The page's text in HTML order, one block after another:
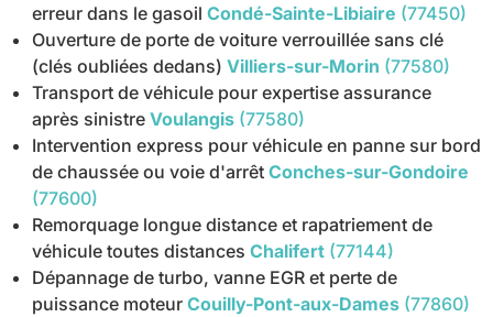
erreur dans le gasoil Condé-Sainte-Libiaire (77450)
Ouverture de porte de voiture verrouillée sans clé
(clés oubliées dedans) Villiers-sur-Morin (77580)
Transport de véhicule pour expertise assurance
après sinistre Voulangis (77580)
Intervention express pour véhicule en panne sur bord
de chaussée ou voie d'arrêt Conches-sur-Gondoire
(77600)
Remorquage longue distance et rapatriement de
véhicule toutes distances Chalifert (77144)
Dépannage de turbo, vanne EGR et perte de
puissance moteur Couilly-Pont-aux-Dames (77860)